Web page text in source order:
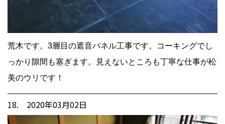
荒木です。3層目の遮音パネル工事です。コーキングでし
っかり隙間も塞ぎます。見えないところも丁寧な仕事が松
美のウリです！
18. 2020年03月02日